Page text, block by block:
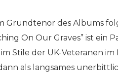
Grundtenor des Albums
On Our Graves” ist ein
Stile der UK-Veteranen
als langsames